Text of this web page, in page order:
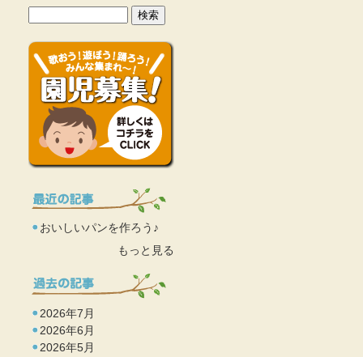
おいしいパンを作ろう♪
もっと見る
2026年7月
2026年6月
2026年5月